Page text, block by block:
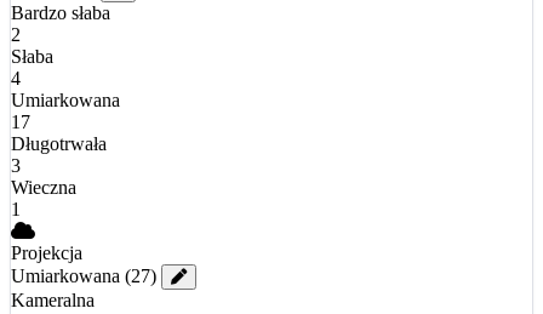
Bardzo słaba
2
Słaba
4
Umiarkowana
17
Długotrwała
3
Wieczna
1
Projekcja
Umiarkowana (27)
Kameralna